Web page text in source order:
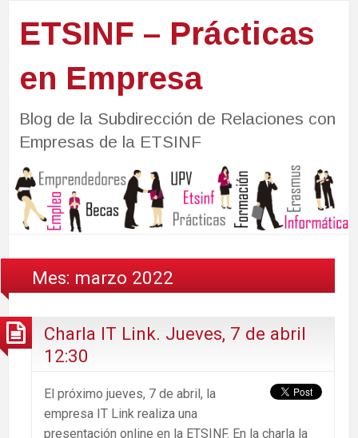
ETSINF – Prácticas
en Empresa
Blog de la Subdirección de Relaciones con
Empresas de la ETSINF
Mes: marzo 2022
Charla IT Link. Jueves, 7 de abril
12:30
El próximo jueves, 7 de abril, la
empresa IT Link realiza una
presentación online en la ETSINF. En la charla la